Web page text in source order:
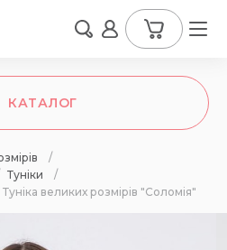
КАТАЛОГ
/
Туніки
/
Туніка великих розмірів "Соломія"